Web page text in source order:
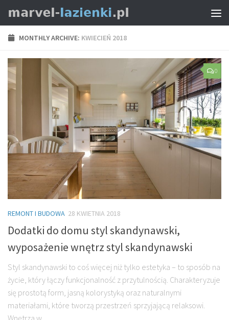
MONTHLY ARCHIVE: KWIECIEŃ 2018
0
REMONT I BUDOWA 28 KWIETNIA 2018
Dodatki do domu styl skandynawski,
wyposażenie wnętrz styl skandynawski
Styl skandynawski to coś więcej niż tylko estetyka – to sposób na
życie, który łączy funkcjonalność z przytulnością. Charakteryzuje
się prostotą form, jasną kolorystyką oraz naturalnymi
materiałami, które tworzą przestrzeń sprzyjającą relaksowi.
Wnętrza w...